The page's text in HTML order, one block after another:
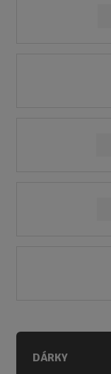
DÁRKY